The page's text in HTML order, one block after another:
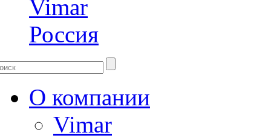
О компании
Vimar